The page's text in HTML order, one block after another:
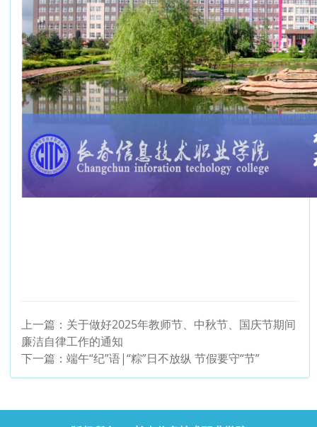
上一篇： 关于做好2025年教师节、中秋节、国庆节期间
廉洁自律工作的通知
下一篇： 端午“纪”语|“粽”日不放纵 节假要守“节”